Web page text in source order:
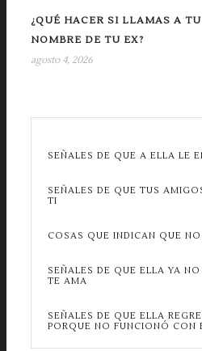
¿QUÉ HACER SI LLAMAS A TU
NOMBRE DE TU EX?
agosto 4, 2026
SEÑALES DE QUE A ELLA LE
SEÑALES DE QUE TUS
TI
COSAS QUE INDICAN QUE
SEÑALES DE QUE ELLA YA
TE AMA
SEÑALES DE QUE ELLA
PORQUE NO FUNCIONÓ CON